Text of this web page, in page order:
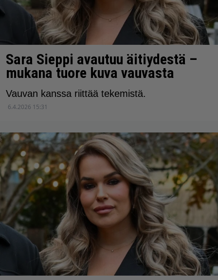
Sara Sieppi avautuu äitiydestä –
mukana tuore kuva vauvasta
Vauvan kanssa riittää tekemistä.
6.4.2026 15:31